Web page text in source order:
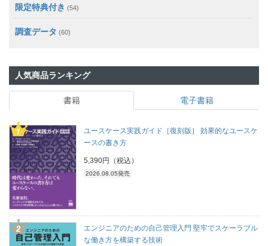
限定特典付き (54)
調査データ (60)
人気商品ランキング
書籍 電子書籍
ユースケース実践ガイド［復刻版］ 効果的なユースケ
ースの書き方
5,390円（税込）
2026.08.05発売
エンジニアのための自己管理入門 堅牢でスケーラブル
な働き方を構築する技術